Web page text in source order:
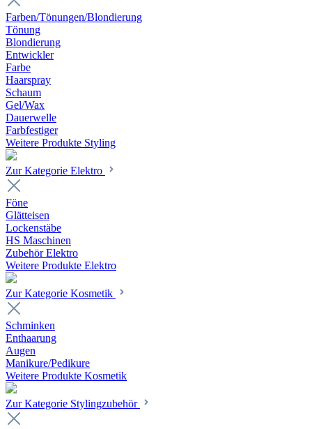
Farben/Tönungen/Blondierung
Tönung
Blondierung
Entwickler
Farbe
Haarspray
Schaum
Gel/Wax
Dauerwelle
Farbfestiger
Weitere Produkte Styling
Zur Kategorie Elektro
Föne
Glätteisen
Lockenstäbe
HS Maschinen
Zubehör Elektro
Weitere Produkte Elektro
Zur Kategorie Kosmetik
Schminken
Enthaarung
Augen
Manikure/Pedikure
Weitere Produkte Kosmetik
Zur Kategorie Stylingzubehör